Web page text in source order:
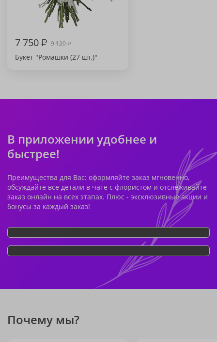
7 750₽ 9 120₽
Букет "Ромашки (27 шт.)"
В приложении удобнее и
быстрее!
Преимущества для Вас: оформляйте заказ мгновенно,
обсуждайте все детали в чате с флористом и отслеживайте
заказ онлайн на всех этапах. Плюс - эксклюзивные акции и
бонусы за каждый заказ!
Почему мы?